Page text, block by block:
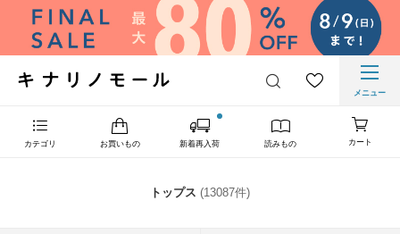
メニュー
カテゴリ お買いもの 新着再入荷 読みもの カート
トップス (13087件)